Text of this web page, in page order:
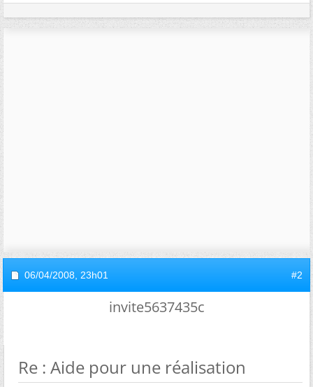
06/04/2008, 23h01 #2
invite5637435c
Re : Aide pour une réalisation